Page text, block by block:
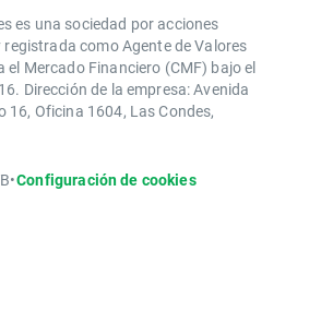
es una sociedad por acciones
como Agente de Valores
el Mercado Financiero (CMF) bajo el
Dirección de la empresa: Avenida
16, Oficina 1604, Las Condes,
•Configuración de cookies